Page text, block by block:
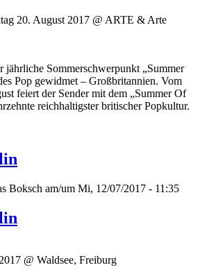
20. August 2017 @ ARTE & Arte
Sommerschwerpunkt „Summer
Pop gewidmet – Großbritannien. Vom
feiert der Sender mit dem „Summer Of
reichhaltigster britischer Popkultur.
Boksch am/um Mi, 12/07/2017 - 11:35
@ Waldsee, Freiburg